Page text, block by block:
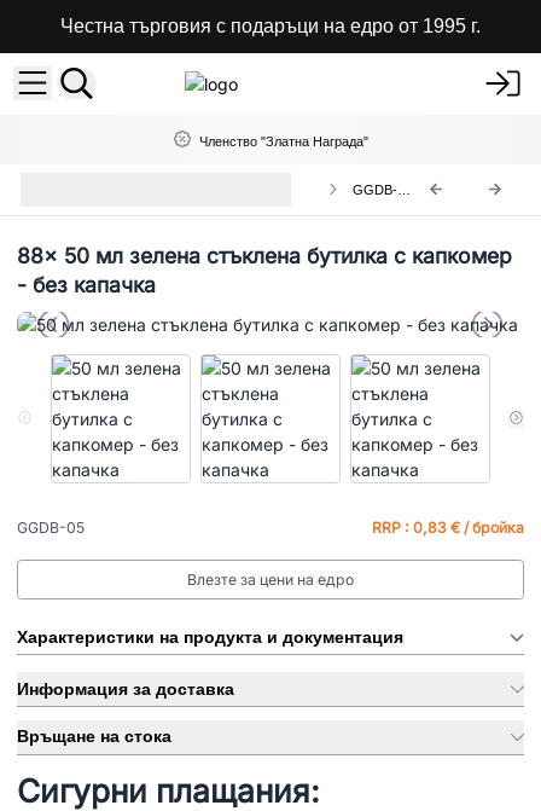
Честна търговия с подаръци на едро от 1995 г.
Членство "Златна Награда"
GGDB-05
88x 50 мл зелена стъклена бутилка с капкомер
- без капачка
GGDB-05 RRP : 0,83 € / бройка
Влезте за цени на едро
Характеристики на продукта и документация
Информация за доставка
Връщане на стока
Сигурни плащания: